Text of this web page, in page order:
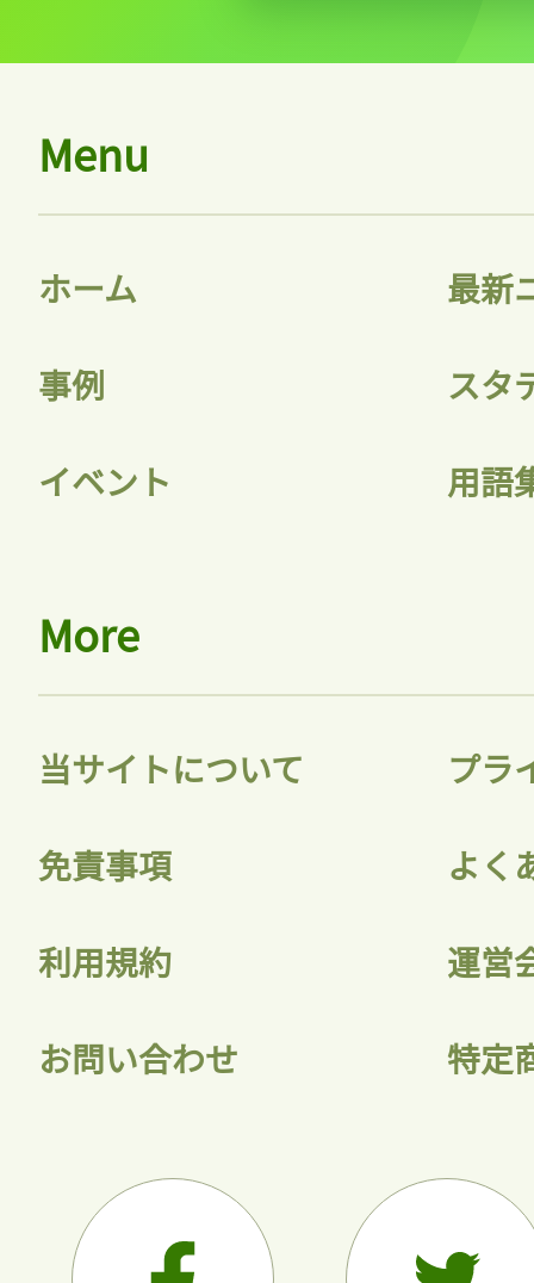
Menu
ホーム 最新
事例 スタ
イベント 用語
More
当サイトについて プラ
免責事項 よく
利用規約 運営
お問い合わせ 特定